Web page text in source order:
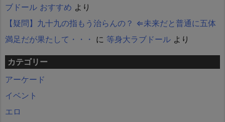
ブドール おすすめ より
【疑問】九十九の指もう治らんの？ ⇐未来だと普通に五体
満足だが果たして・・・ に 等身大ラブドール より
カテゴリー
アーケード
イベント
エロ